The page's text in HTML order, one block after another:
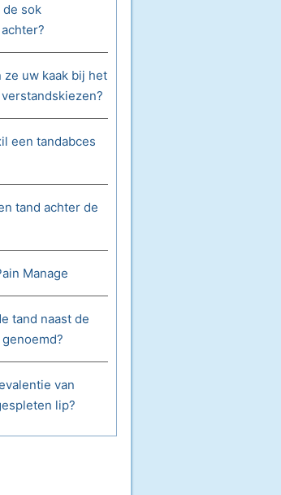
de sok
ze uw kaak bij het
een tandabces
tand achter de
Manage
tand naast de
van
lip?